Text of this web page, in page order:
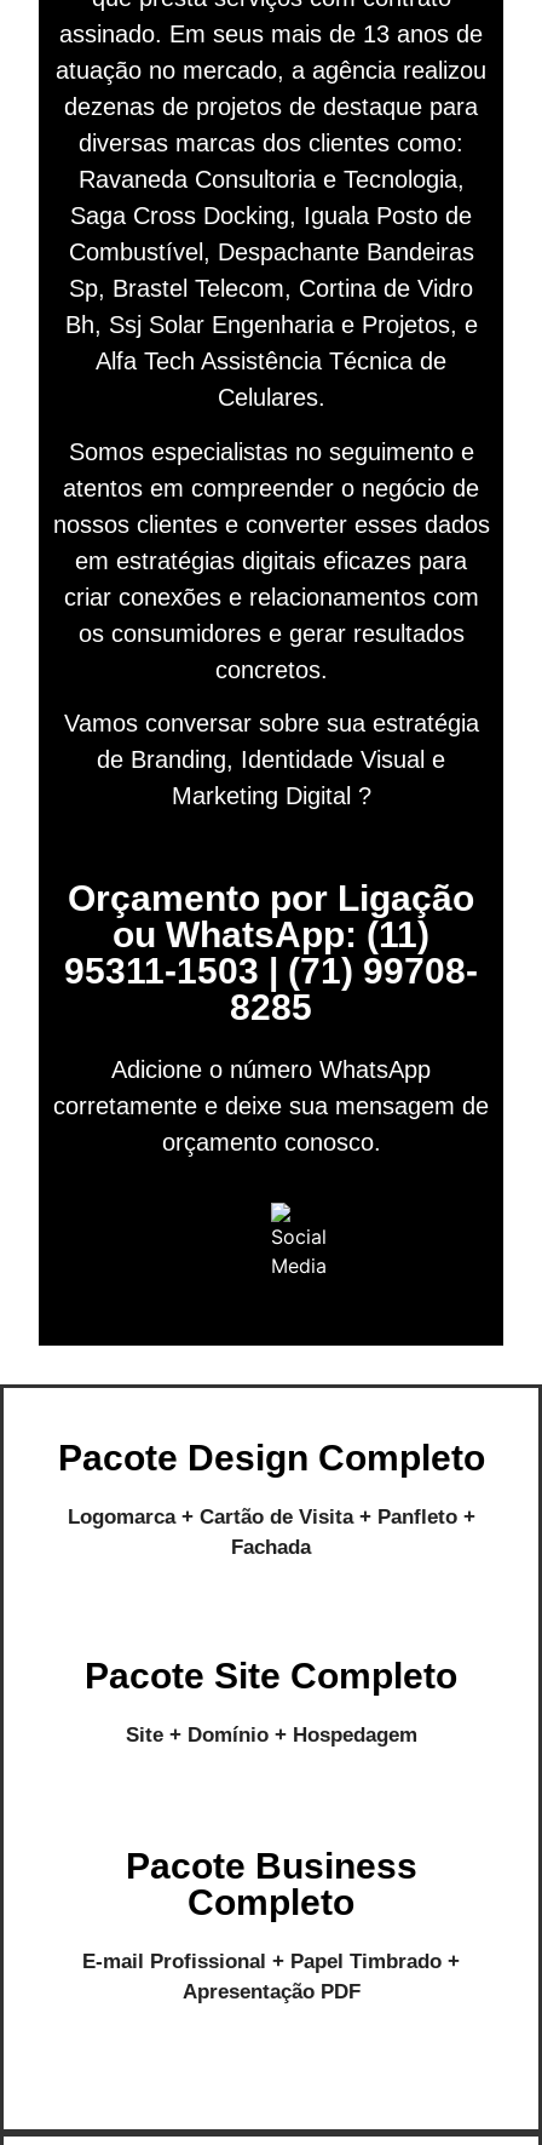
assinado. Em seus mais de 13 anos de
atuação no mercado, a agência realizou
dezenas de projetos de destaque para
diversas marcas dos clientes como:
Ravaneda Consultoria e Tecnologia,
Saga Cross Docking, Iguala Posto de
Combustível, Despachante Bandeiras
Sp, Brastel Telecom, Cortina de Vidro
Bh, Ssj Solar Engenharia e Projetos, e
Alfa Tech Assistência Técnica de
Celulares.
Somos especialistas no seguimento e
atentos em compreender o negócio de
nossos clientes e converter esses dados
em estratégias digitais eficazes para
criar conexões e relacionamentos com
os consumidores e gerar resultados
concretos.
Vamos conversar sobre sua estratégia
de Branding, Identidade Visual e
Marketing Digital ?
Orçamento por Ligação
ou WhatsApp: (11)
95311-1503 | (71) 99708-
8285
Adicione o número WhatsApp
corretamente e deixe sua mensagem de
orçamento conosco.
Pacote Design Completo
Logomarca + Cartão de Visita + Panfleto +
Fachada
Pacote Site Completo
Site + Domínio + Hospedagem
Pacote Business
Completo
E-mail Profissional + Papel Timbrado +
Apresentação PDF